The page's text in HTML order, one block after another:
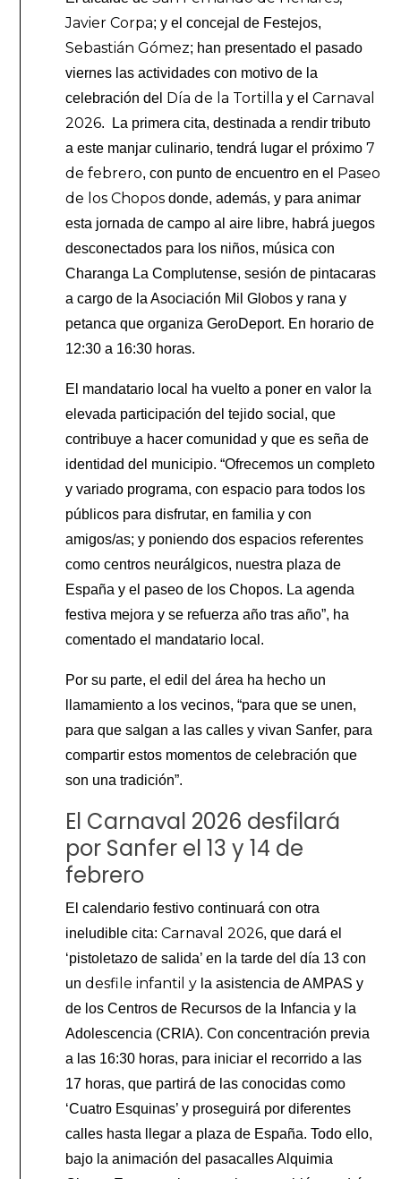
Javier Corpa; y el concejal de Festejos,
Sebastián Gómez; han presentado el pasado
viernes las actividades con motivo de la
celebración del Día de la Tortilla y elCarnaval
2026. La primera cita, destinada a rendir tributo
a este manjar culinario, tendrá lugar el próximo 7
de febrero, con punto de encuentro en el Paseo
de los Chopos donde, además, y para animar
esta jornada de campo al aire libre, habrá juegos
desconectados para los niños, música con
Charanga La Complutense, sesión de pintacaras
a cargo de la Asociación Mil Globos y rana y
petanca que organiza GeroDeport. En horario de
12:30 a 16:30 horas.
El mandatario local ha vuelto a poner en valor la
elevada participación del tejido social, que
contribuye a hacer comunidad y que es seña de
identidad del municipio. “Ofrecemos un completo
y variado programa, con espacio para todos los
públicos para disfrutar, en familia y con
amigos/as; y poniendo dos espacios referentes
como centros neurálgicos, nuestra plaza de
España y el paseo de los Chopos. La agenda
festiva mejora y se refuerza año tras año”, ha
comentado el mandatario local.
Por su parte, el edil del área ha hecho un
llamamiento a los vecinos, “para que se unen,
para que salgan a las calles y vivan Sanfer, para
compartir estos momentos de celebración que
son una tradición”.
El Carnaval 2026 desfilará
por Sanfer el 13 y 14 de
febrero
El calendario festivo continuará con otra
ineludible cita: Carnaval 2026, que dará el
‘pistoletazo de salida’ en la tarde del día 13 con
undesfile infantil y la asistencia de AMPAS y
de los Centros de Recursos de la Infancia y la
Adolescencia (CRIA). Con concentración previa
a las 16:30 horas, para iniciar el recorrido a las
17 horas, que partirá de las conocidas como
‘Cuatro Esquinas’ y proseguirá por diferentes
calles hasta llegar a plaza de España. Todo ello,
bajo la animación del pasacalles Alquimia